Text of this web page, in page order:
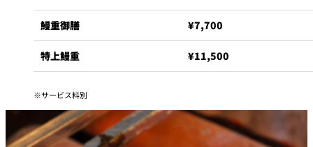
鰻重御膳 ¥7,700
特上鰻重 ¥11,500
サービス料別